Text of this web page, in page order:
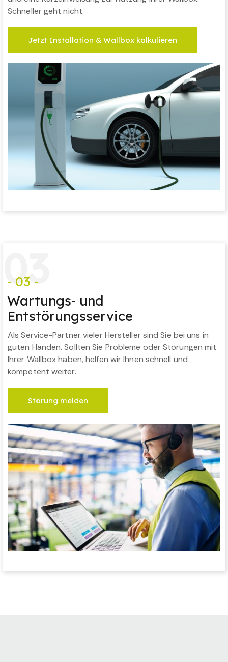
Schneller geht nicht.
Jetzt Installation & Wallbox kalkulieren
03
- 03 -
Wartungs- und
Entstörungsservice
Als Service-Partner vieler Hersteller sind Sie bei uns in
guten Händen. Sollten Sie Probleme oder Störungen mit
Ihrer Wallbox haben, helfen wir Ihnen schnell und
kompetent weiter.
Störung melden